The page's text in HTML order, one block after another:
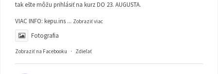
tak ešte môžu prihlásiť na kurz DO 23. AUGUSTA.
VIAC INFO: kepu.ins ... Zobraziť viac
Fotografia
Zobraziť na Facebooku · Zdieľať